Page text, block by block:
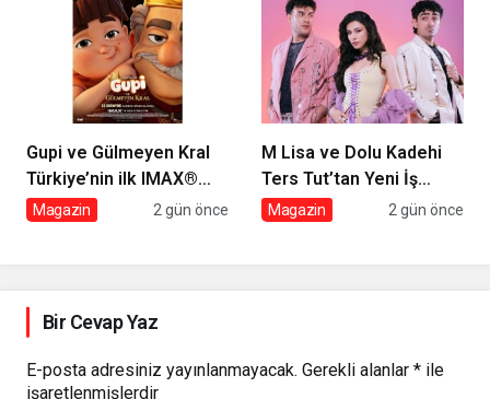
Gupi ve Gülmeyen Kral
Türkiye’nin ilk IMAX®
animasyon filmi oluyor
Magazin 2 gün önce
M Lisa ve Dolu Kadehi
Ters Tut’tan Yeni İş
Birliği: Vişne
Magazin 2 gün önce
Bir Cevap Yaz
E-posta adresiniz yayınlanmayacak. Gerekli alanlar * ile
işaretlenmişlerdir